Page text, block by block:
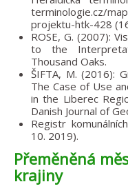
terminologie.cz/
projektu-htk-428
ROSE, G. (2007):
to the
Thousand Oaks.
ŠIFTA, M. (2016):
The Case of Use
in the Liberec
Danish Journal of
Registr
10. 2019).
Přeměněná
krajiny